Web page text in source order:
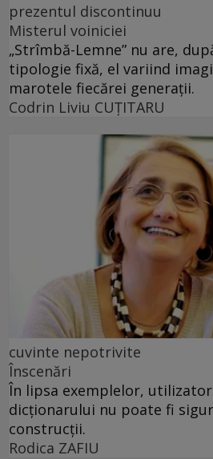
prezentul discontinuu
Misterul voiniciei
„Strîmbă-Lemne” nu are,
tipologie fixă, el variind
marotele fiecărei generaţii.
Codrin Liviu CUŢITARU
cuvinte nepotrivite
Înscenări
În lipsa exemplelor,
dicționarului nu poate fi
construcții.
Rodica ZAFIU